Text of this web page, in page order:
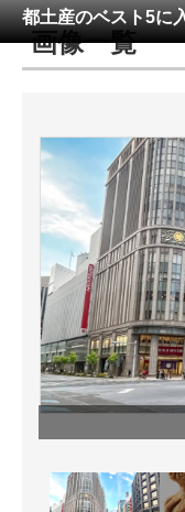
メディア
注目記事を集めた総
スマホと通信の最新
進化するPCとデバイ
好きが集まる 比べて
ビジネスと働き方の
AI活用のいまが分か
企業ITのトレンドを
経営リーダーのコミ
マーケ×ITの今がよく
都土産のベスト5に
画像一覧